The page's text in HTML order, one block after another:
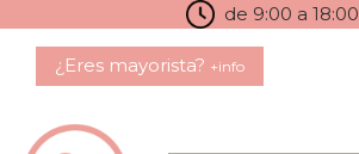
de 9:00 a 18:00
¿Eres mayorista? +info